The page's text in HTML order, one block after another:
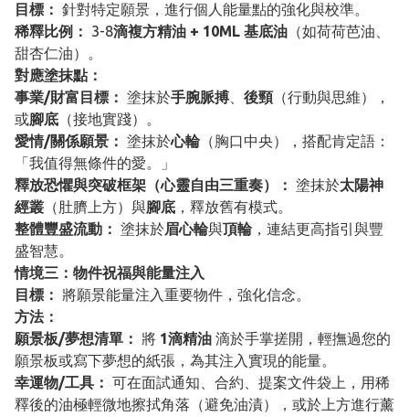
目標： 針對特定願景，進行個人能量點的強化與校準。
稀釋比例：
3-8滴複方精油 + 10ML 基底油 （如荷荷芭油、
甜杏仁油）。
對應塗抹點：
事業/財富目標： 塗抹於手腕脈搏、 後頸（行動與思維），
或腳底 （接地實踐）。
愛情/關係願景： 塗抹於心輪（胸口中央），搭配肯定語：
「我值得無條件的愛。」
釋放恐懼與突破框架（心靈自由三重奏）： 塗抹於太陽神
經叢 （肚臍上方）與腳底 ，釋放舊有模式。
整體豐盛流動： 塗抹於眉心輪與頂輪，連結更高指引與豐
盛智慧。
情境三：物件祝福與能量注入
目標：
將願景能量注入重要物件，強化信念。
方法：
願景板/夢想清單：
將 1滴精油 滴於手掌搓開，輕撫過您的
願景板或寫下夢想的紙張，為其注入實現的能量。
幸運物/工具： 可在面試通知、合約、提案文件袋上，用稀
釋後的油極輕微地擦拭角落（避免油漬），或於上方進行薰